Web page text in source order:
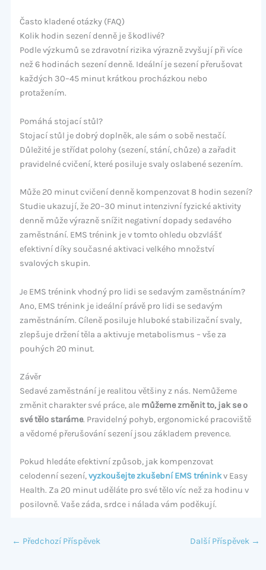
Často kladené otázky (FAQ)
Kolik hodin sezení denně je škodlivé?
Podle výzkumů se zdravotní rizika výrazně zvyšují při více
než 6 hodinách sezení denně. Ideální je sezení přerušovat
každých 30–45 minut krátkou procházkou nebo
protažením.
Pomáhá stojací stůl?
Stojací stůl je dobrý doplněk, ale sám o sobě nestačí.
Důležité je střídat polohy (sezení, stání, chůze) a zařadit
pravidelné cvičení, které posiluje svaly oslabené sezením.
Může 20 minut cvičení denně kompenzovat 8 hodin sezení?
Studie ukazují, že 20–30 minut intenzivní fyzické aktivity
denně může výrazně snížit negativní dopady sedavého
zaměstnání. EMS trénink je v tomto ohledu obzvlášť
efektivní díky současné aktivaci velkého množství
svalových skupin.
Je EMS trénink vhodný pro lidi se sedavým zaměstnáním?
Ano, EMS trénink je ideální právě pro lidi se sedavým
zaměstnáním. Cíleně posiluje hluboké stabilizační svaly,
zlepšuje držení těla a aktivuje metabolismus – vše za
pouhých 20 minut.
Závěr
Sedavé zaměstnání je realitou většiny z nás. Nemůžeme
změnit charakter své práce, ale můžeme změnit to, jak se o
své tělo staráme. Pravidelný pohyb, ergonomické pracoviště
a vědomé přerušování sezení jsou základem prevence.
Pokud hledáte efektivní způsob, jak kompenzovat
celodenní sezení,vyzkoušejte zkušební EMS tréninkv Easy
Health. Za 20 minut uděláte pro své tělo víc než za hodinu v
posilovně. Vaše záda, srdce i nálada vám poděkují.
← Předchozí Příspěvek Další Příspěvek →